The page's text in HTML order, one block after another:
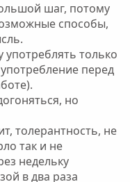
шаг, потому
способы,
только
перед
но
толерантность, не
так и не
недельку
в два раза